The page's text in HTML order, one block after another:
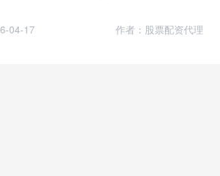
04-17
作者：股票配资代理